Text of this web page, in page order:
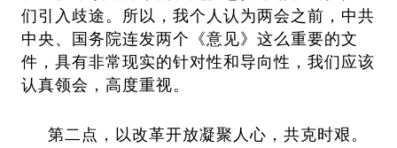
们引入歧途。所以，我个人认为两会之前，中共
中央、国务院连发两个《意见》这么重要的文
件，具有非常现实的针对性和导向性，我们应该
认真领会，高度重视。
第二点，以改革开放凝聚人心，共克时艰。